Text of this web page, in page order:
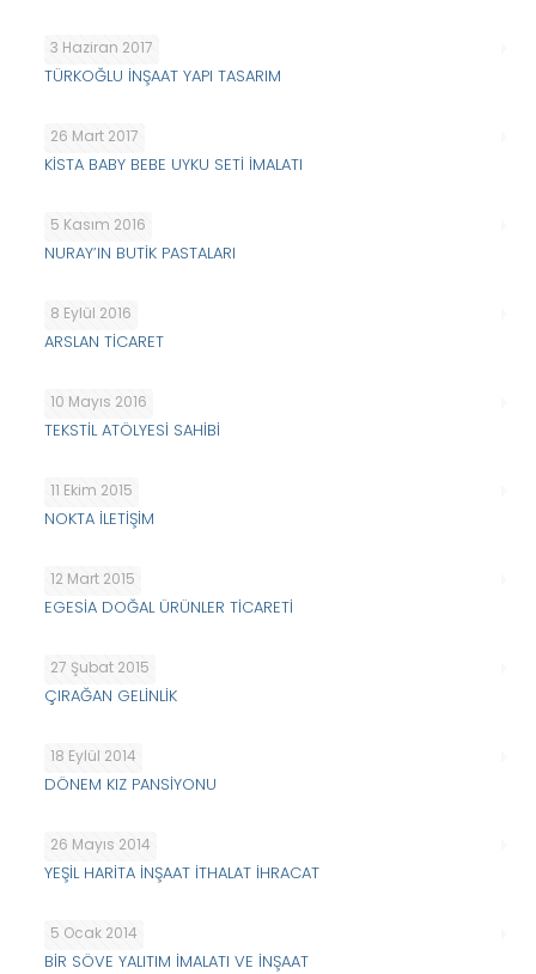
3 Haziran 2017
TÜRKOĞLU İNŞAAT YAPI TASARIM
26 Mart 2017
KİSTA BABY BEBE UYKU SETİ İMALATI
5 Kasım 2016
NURAY’IN BUTİK PASTALARI
8 Eylül 2016
ARSLAN TİCARET
10 Mayıs 2016
TEKSTİL ATÖLYESİ SAHİBİ
11 Ekim 2015
NOKTA İLETİŞİM
12 Mart 2015
EGESİA DOĞAL ÜRÜNLER TİCARETİ
27 Şubat 2015
ÇIRAĞAN GELİNLİK
18 Eylül 2014
DÖNEM KIZ PANSİYONU
26 Mayıs 2014
YEŞİL HARİTA İNŞAAT İTHALAT İHRACAT
5 Ocak 2014
BİR SÖVE YALITIM İMALATI VE İNŞAAT